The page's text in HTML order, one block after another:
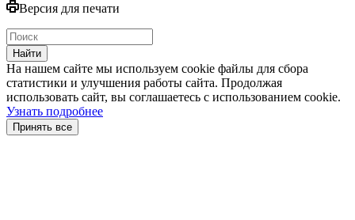
Версия для печати
Найти
На нашем сайте мы используем cookie файлы для сбора
статистики и улучшения работы сайта. Продолжая
использовать сайт, вы соглашаетесь с использованием cookie.
Узнать подробнее
Принять все